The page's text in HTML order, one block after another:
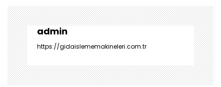
ı
g
e
z
i
n
m
admin
https://gidaislememakineleri.com.tr